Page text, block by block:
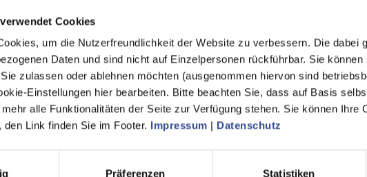
Cookies
um die Nutzerfreundlichkeit der Website zu verbessern. Die dabei
Daten und sind nicht auf Einzelpersonen rückführbar. Sie
zulassen oder ablehnen möchten (ausgenommen hiervon sind
Einstellungen hier bearbeiten. Bitte beachten Sie, dass auf Basis
alle Funktionalitäten der Seite zur Verfügung stehen. Sie können Ihre
den Link finden Sie im Footer. Impressum | Datenschutz
Präferenzen Statistiken
Folgende Informationen hätte ich
mir zusätzlich bzw. anders
gewünscht
Vorname
Nachname